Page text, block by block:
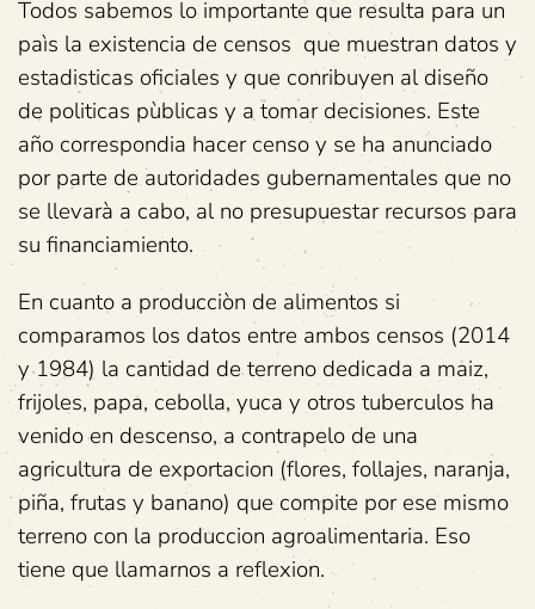
Todos sabemos lo importante que resulta para un
paìs la existencia de censos que muestran datos y
estadisticas oficiales y que conribuyen al diseño
de politicas pùblicas y a tomar decisiones. Este
año correspondia hacer censo y se ha anunciado
por parte de autoridades gubernamentales que no
se llevarà a cabo, al no presupuestar recursos para
su financiamiento.
En cuanto a producciòn de alimentos si
comparamos los datos entre ambos censos (2014
y 1984) la cantidad de terreno dedicada a maiz,
frijoles, papa, cebolla, yuca y otros tuberculos ha
venido en descenso, a contrapelo de una
agricultura de exportacion (flores, follajes, naranja,
piña, frutas y banano) que compite por ese mismo
terreno con la produccion agroalimentaria. Eso
tiene que llamarnos a reflexion.